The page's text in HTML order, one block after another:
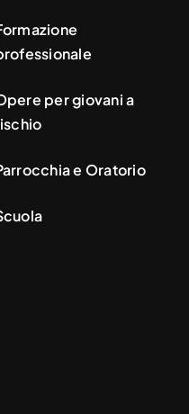
per giovani a
e Oratorio